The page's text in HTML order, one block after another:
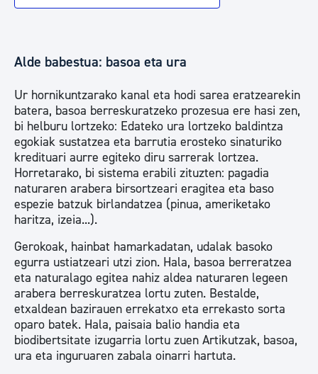
Alde babestua: basoa eta ura
Ur hornikuntzarako kanal eta hodi sarea eratzearekin
batera, basoa berreskuratzeko prozesua ere hasi zen,
bi helburu lortzeko: Edateko ura lortzeko baldintza
egokiak sustatzea eta barrutia erosteko sinaturiko
kredituari aurre egiteko diru sarrerak lortzea.
Horretarako, bi sistema erabili zituzten: pagadia
naturaren arabera birsortzeari eragitea eta baso
espezie batzuk birlandatzea (pinua, ameriketako
haritza, izeia...).
Gerokoak, hainbat hamarkadatan, udalak basoko
egurra ustiatzeari utzi zion. Hala, basoa berreratzea
eta naturalago egitea nahiz aldea naturaren legeen
arabera berreskuratzea lortu zuten. Bestalde,
etxaldean bazirauen errekatxo eta errekasto sorta
oparo batek. Hala, paisaia balio handia eta
biodibertsitate izugarria lortu zuen Artikutzak, basoa,
ura eta inguruaren zabala oinarri hartuta.